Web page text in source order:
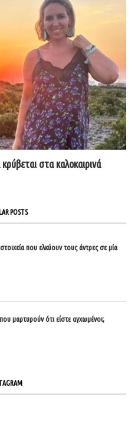
στα καλοκαιρινά
POSTS
που ελκύουν τους άντρες σε μία
μαρτυρούν ότι είστε αγχωμένοι;